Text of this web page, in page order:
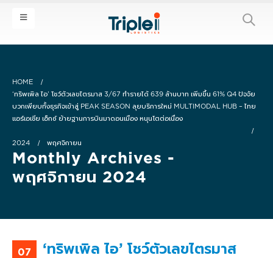
HOME
‘ทริพเพิล ไอ’ โชว์ตัวเลขไตรมาส 3/67 ทำรายได้ 639 ล้านบาท เพิ่มขึ้น 61% Q4 ปัจจัย
บวกเพียบทั้งธุรกิจเข้าสู่ PEAK SEASON ลุยบริการใหม่ MULTIMODAL HUB – ไทย
แอร์เอเชีย เอ็กซ์ ย้ายฐานการบินมาดอนเมือง หนุนโตต่อเนื่อง
2024 พฤศจิกายน
Monthly Archives -
พฤศจิกายน 2024
07
‘ทริพเพิล ไอ’ โชว์ตัวเลขไตรมาส